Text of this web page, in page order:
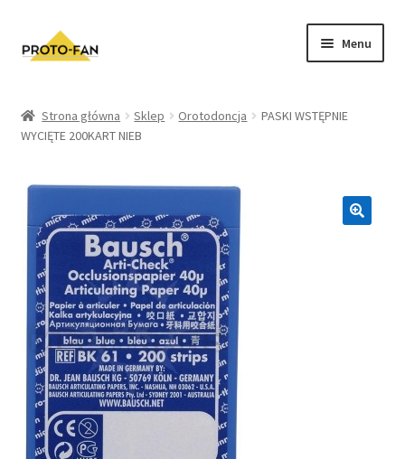
Menu
Kursy Stomatologiczne
O nas
FAQ
Zwroty i Reklamacje
Regulamin sklepu
Polityka prywatności
Strona główna Sklep Orotodoncja
PASKI WSTĘPNIE
WYCIĘTE 200KART NIEB